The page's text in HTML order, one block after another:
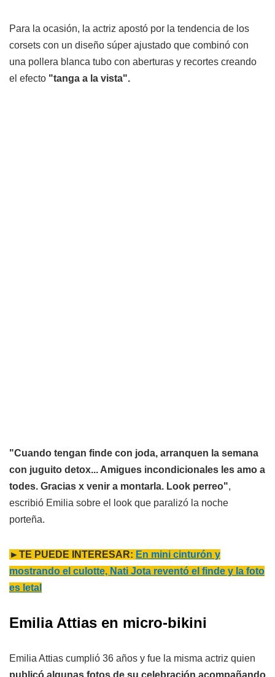
Para la ocasión, la actriz apostó por la tendencia de los
corsets con un diseño súper ajustado que combinó con
una pollera blanca tubo con aberturas y recortes creando
el efecto "tanga a la vista".
"Cuando tengan finde con joda, arranquen la semana
con juguito detox... Amigues incondicionales les amo a
todes. Gracias x venir a montarla. Look perreo",
escribió Emilia sobre el look que paralizó la noche
porteña.
►TE PUEDE INTERESAR: En mini cinturón y
mostrando el culotte, Nati Jota reventó el finde y la foto
es letal
Emilia Attias en micro-bikini
Emilia Attias cumplió 36 años y fue la misma actriz quien
publicó algunas fotos de su celebración acompañando